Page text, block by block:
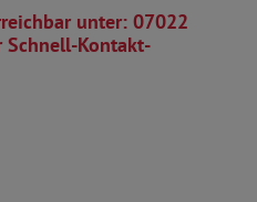
unter: 07022
Kontakt-